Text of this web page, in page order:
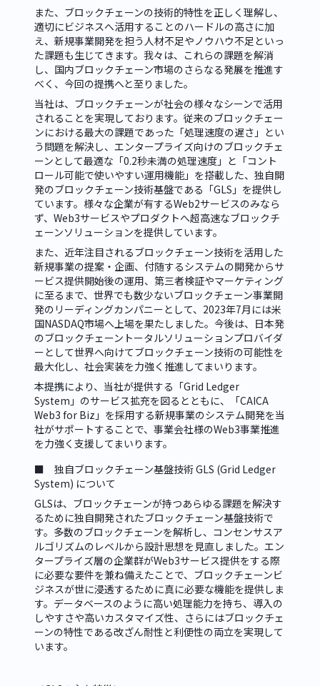
また、ブロックチェーンの技術的特性を正しく理解し、
適切にビジネスへ活用することのハードルの高さに加
え、新規事業開発を担う人材不足やノウハウ不足といっ
た課題も生じてきます。我々は、これらの課題を解消
し、国内ブロックチェーン市場のさらなる発展を推進す
べく、今回の提携へと至りました。
当社は、ブロックチェーンが社会の様々なシーンで活用
されることを実現しております。従来のブロックチェー
ンにおける最大の課題であった「処理速度の遅さ」とい
う問題を解決し、エンタープライズ向けのブロックチェ
ーンとして最適な「0.2秒未満の処理速度」と「コント
ロール可能で使いやすい運用機能」を搭載した、独自開
発のブロックチェーン技術基盤である「GLS」を提供し
ています。様々な企業が有するWeb2サービスのみなら
ず、Web3サービスやプロダクトへ超高速なブロックチ
ェーンソリューションを提供しています。
また、近年注目されるブロックチェーン技術を活用した
新規事業の提案・企画、付随するシステムの開発からサ
ービス提供開始後の運用、第三者検証やマーケティング
に至るまで、世界でも数少ないブロックチェーン事業開
発のリーディングカンパニーとして、2023年7月には米
国NASDAQ市場へ上場を果たしました。今後は、日本発
のブロックチェーントータルソリューションプロバイダ
ーとして世界へ向けてブロックチェーン技術の可能性を
最大化し、社会実装を力強く推進してまいります。
本提携により、当社が提供する「Grid Ledger
System」のサービス拡充を図るとともに、「CAICA
Web3 for Biz」を採用する新規事業のシステム開発を当
社がサポートすることで、事業会社様のWeb3事業推進
を力強く支援してまいります。
■　独自ブロックチェーン基盤技術 GLS (Grid Ledger
System) について
GLSは、ブロックチェーンが持つあらゆる課題を解決す
るために独自開発されたブロックチェーン基盤技術で
す。多数のブロックチェーンを解析し、コンセンサスア
ルゴリズムのレベルから設計思想を見直しました。エン
タープライズ層の企業群がWeb3サービス提供をする際
に必要な要件を兼ね備えたことで、ブロックチェーンビ
ジネスが世に浸透するために真に必要な機能を提供しま
す。データベースのように高い処理能力を持ち、導入の
しやすさや高いカスタマイズ性、さらにはブロックチェ
ーンの特性である改ざん耐性と利便性の両立を実現して
います。